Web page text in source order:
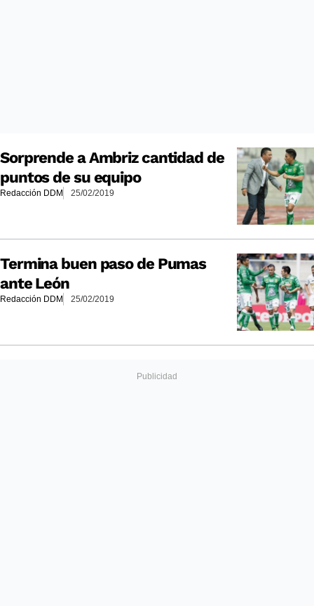
Sorprende a Ambriz cantidad de
puntos de su equipo
Redacción DDM 25/02/2019
Termina buen paso de Pumas
ante León
Redacción DDM 25/02/2019